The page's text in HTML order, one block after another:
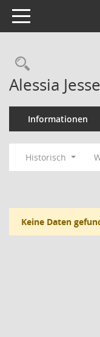
Toggle navigation
Alessia
Informationen
Historisch
Keine Daten